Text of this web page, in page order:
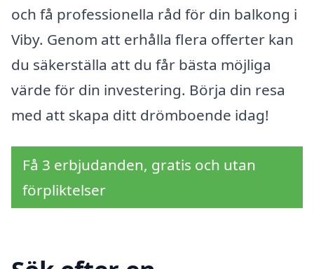
och få professionella råd för din balkong i
Viby. Genom att erhålla flera offerter kan
du säkerställa att du får bästa möjliga
värde för din investering. Börja din resa
med att skapa ditt drömboende idag!
Få 3 erbjudanden, gratis och utan
förpliktelser